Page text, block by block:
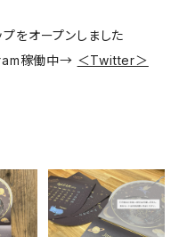
をオープンしました
稼働中→ ＜Twitter＞